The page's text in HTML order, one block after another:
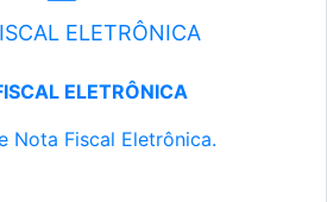
ELETRÔNICA
ELETRÔNICA
Nota Fiscal Eletrônica.